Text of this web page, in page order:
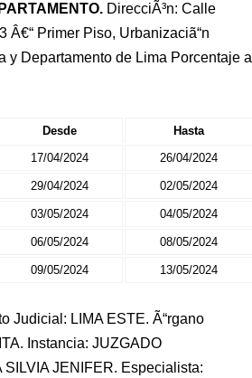
DirecciÃ³n: Calle
Primer Piso, Urbanizaciã“n
y Departamento de Lima Porcentaje a
Desde
Hasta
17/04/2024 26/04/2024
29/04/2024 02/05/2024
03/05/2024 04/05/2024
06/05/2024 08/05/2024
09/05/2024 13/05/2024
Judicial: LIMA ESTE. Ã“rgano
Instancia: JUZGADO
JENIFER. Especialista: